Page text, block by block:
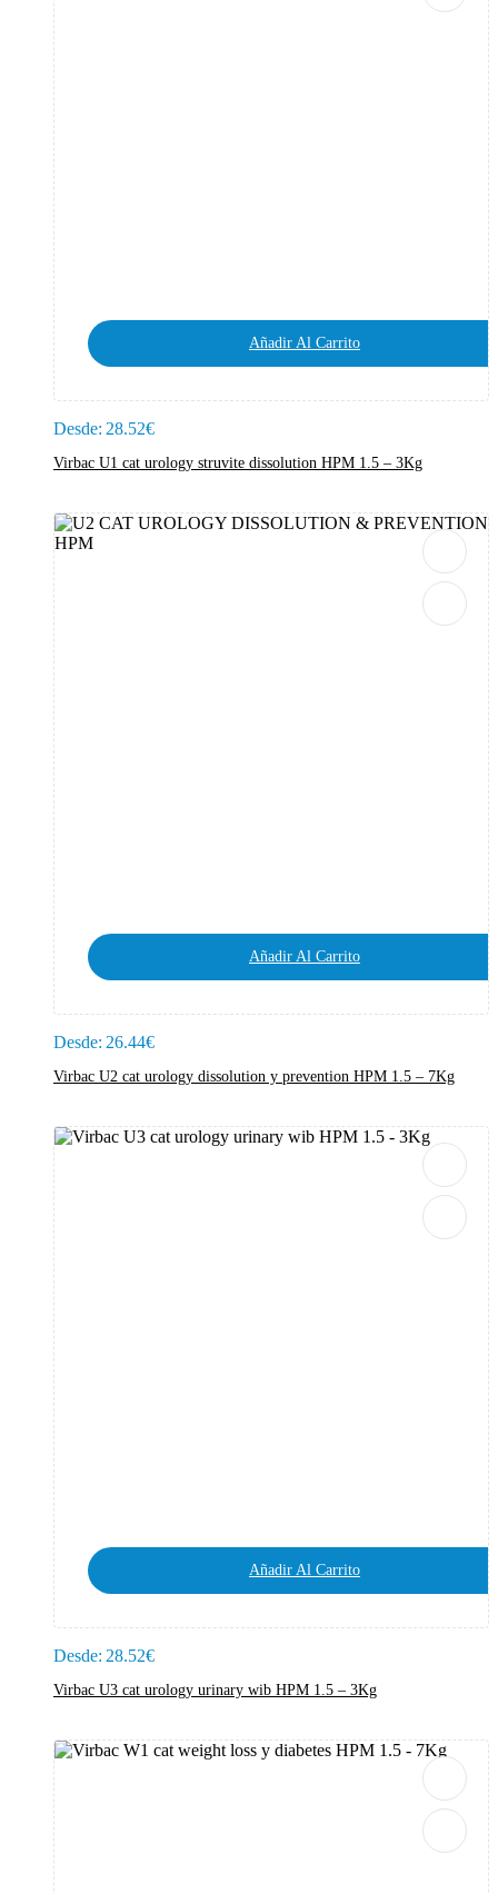
Añadir Al Carrito
Desde: 28.52€
Virbac U1 cat urology struvite dissolution HPM 1.5 – 3Kg
Añadir Al Carrito
Desde: 26.44€
Virbac U2 cat urology dissolution y prevention HPM 1.5 – 7Kg
Añadir Al Carrito
Desde: 28.52€
Virbac U3 cat urology urinary wib HPM 1.5 – 3Kg